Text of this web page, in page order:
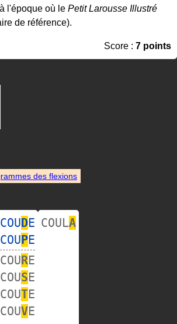
l'époque où le Petit Larousse Illustré
de référence).
Score : 7 points
des flexions
COUDE
COUPE
COURE
COUSE
COUTE
COUVE
COULA